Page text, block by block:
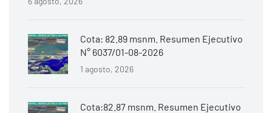
Cota: 82.89 msnm. Resumen Ejecutivo
N° 6037/01-08-2026
1 agosto, 2026
Cota:82.87 msnm. Resumen Ejecutivo